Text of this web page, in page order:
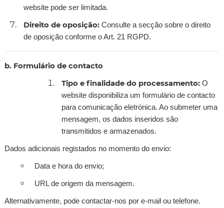
website pode ser limitada.
Direito de oposição: Consulte a secção sobre o direito
de oposição conforme o Art. 21 RGPD.
b. Formulário de contacto
Tipo e finalidade do processamento: O
website disponibiliza um formulário de contacto
para comunicação eletrónica. Ao submeter uma
mensagem, os dados inseridos são
transmitidos e armazenados.
Dados adicionais registados no momento do envio:
Data e hora do envio;
URL de origem da mensagem.
Alternativamente, pode contactar-nos por e-mail ou telefone.